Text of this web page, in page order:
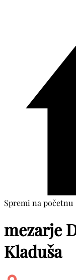
Spremi na početnu
mezarje
Kladuša